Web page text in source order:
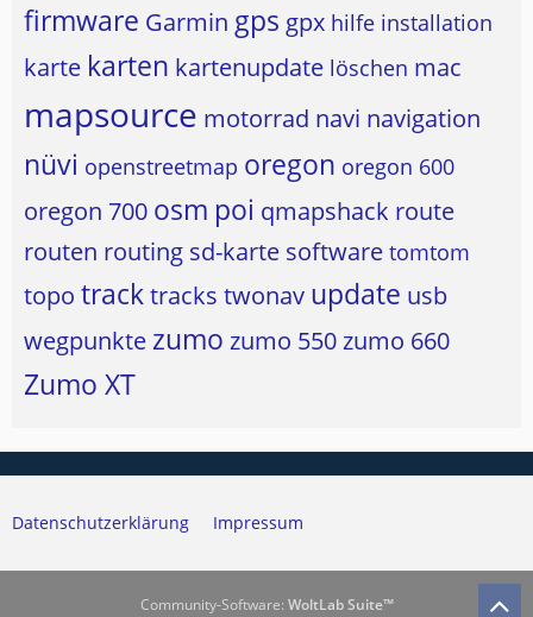
firmware Garmin gps gpx hilfe installation
karte karten kartenupdate löschen mac
mapsource motorrad navi navigation
nüvi openstreetmap oregon oregon 600
oregon 700 osm poi qmapshack route
routen routing sd-karte software tomtom
topo tracktracks twonav update usb
wegpunkte zumo zumo 550zumo 660
Zumo XT
Datenschutzerklärung Impressum
Community-Software: WoltLab Suite™